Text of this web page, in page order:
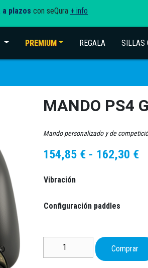
a plazos con seQura + info
(current)PREMIUM REGALA SILLAS
MANDO PS4
Mando personalizado y de
154,85 € - 162,30 €
Vibración
Configuración paddles
Mando Ps4 Garras Amarillo
Comprar